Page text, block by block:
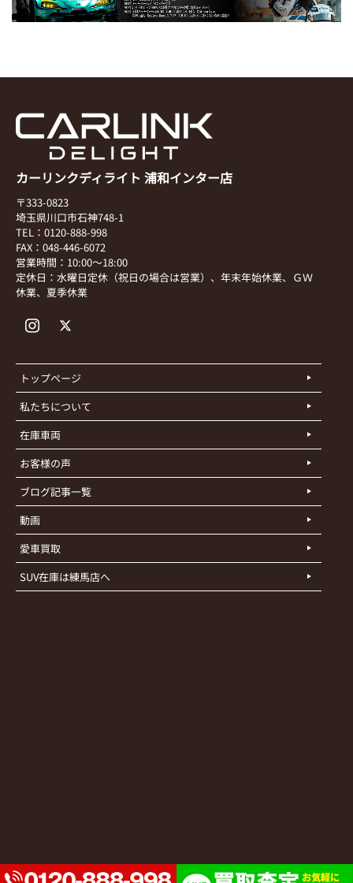
カーリンクディライト 浦和インター店
〒333-0823
埼玉県川口市石神748-1
TEL：0120-888-998
FAX：048-446-6072
営業時間：10:00～18:00
定休日：水曜日定休（祝日の場合は営業）、年末年始休業、ＧＷ
休業、夏季休業
トップページ
私たちについて
在庫車両
お客様の声
ブログ記事一覧
動画
愛車買取
SUV在庫は練馬店へ